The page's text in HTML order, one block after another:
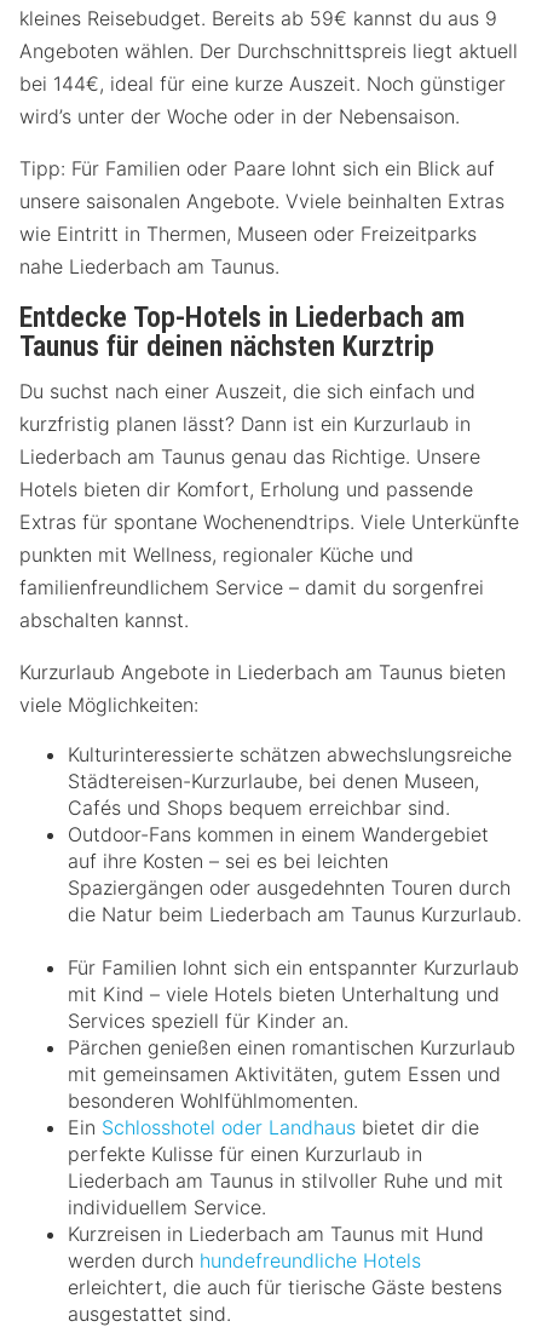
kleines Reisebudget. Bereits ab 59€ kannst du aus 9
Angeboten wählen. Der Durchschnittspreis liegt aktuell
bei 144€, ideal für eine kurze Auszeit. Noch günstiger
wird’s unter der Woche oder in der Nebensaison.
Tipp: Für Familien oder Paare lohnt sich ein Blick auf
unsere saisonalen Angebote. Vviele beinhalten Extras
wie Eintritt in Thermen, Museen oder Freizeitparks
nahe Liederbach am Taunus.
Entdecke Top-Hotels in Liederbach am
Taunus für deinen nächsten Kurztrip
Du suchst nach einer Auszeit, die sich einfach und
kurzfristig planen lässt? Dann ist ein Kurzurlaub in
Liederbach am Taunus genau das Richtige. Unsere
Hotels bieten dir Komfort, Erholung und passende
Extras für spontane Wochenendtrips. Viele Unterkünfte
punkten mit Wellness, regionaler Küche und
familienfreundlichem Service – damit du sorgenfrei
abschalten kannst.
Kurzurlaub Angebote in Liederbach am Taunus bieten
viele Möglichkeiten:
Kulturinteressierte schätzen abwechslungsreiche
Städtereisen-Kurzurlaube, bei denen Museen,
Cafés und Shops bequem erreichbar sind.
Outdoor-Fans kommen in einem Wandergebiet
auf ihre Kosten – sei es bei leichten
Spaziergängen oder ausgedehnten Touren durch
die Natur beim Liederbach am Taunus Kurzurlaub.
Für Familien lohnt sich ein entspannter Kurzurlaub
mit Kind – viele Hotels bieten Unterhaltung und
Services speziell für Kinder an.
Pärchen genießen einen romantischen Kurzurlaub
mit gemeinsamen Aktivitäten, gutem Essen und
besonderen Wohlfühlmomenten.
Ein Schlosshotel oder Landhaus bietet dir die
perfekte Kulisse für einen Kurzurlaub in
Liederbach am Taunus in stilvoller Ruhe und mit
individuellem Service.
Kurzreisen in Liederbach am Taunus mit Hund
werden durch hundefreundliche Hotels
erleichtert, die auch für tierische Gäste bestens
ausgestattet sind.